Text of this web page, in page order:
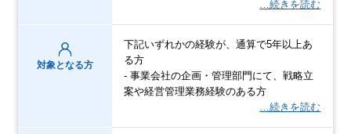
…続きを読む
対象となる方
下記いずれかの経験が、通算で5年以上あ
る方
- 事業会社の企画・管理部門にて、戦略立
案や経営管理業務経験のある方
…続きを読む